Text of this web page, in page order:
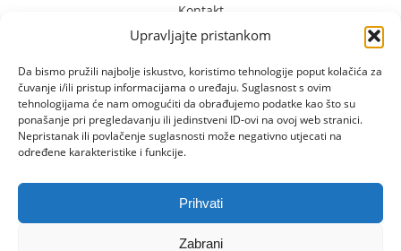
Upravljajte pristankom
Da bismo pružili najbolje iskustvo, koristimo tehnologije poput kolačića za
čuvanje i/ili pristup informacijama o uređaju. Suglasnost s ovim
tehnologijama će nam omogućiti da obrađujemo podatke kao što su
ponašanje pri pregledavanju ili jedinstveni ID-ovi na ovoj web stranici.
Nepristanak ili povlačenje suglasnosti može negativno utjecati na
određene karakteristike i funkcije.
Prihvati
Zabrani
Kontakt
Kontakt Info
Limska 3
52100 Pula, Hrvatska
+385 (0) 98 701 349 +385 (0) 52 556 610
dvslatkisvijet@gmail.com